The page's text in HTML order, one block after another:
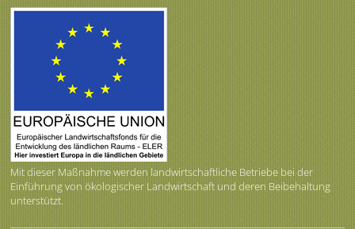
Mit dieser Maßnahme werden landwirtschaftliche Betriebe bei der
Einführung von ökologischer Landwirtschaft und deren Beibehaltung
unterstützt.